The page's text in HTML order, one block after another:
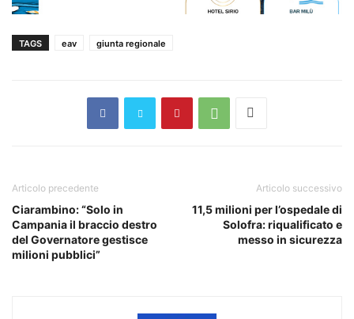
TAGS eav giunta regionale
Articolo precedente
Ciarambino: “Solo in
Campania il braccio destro
del Governatore gestisce
milioni pubblici”
Articolo successivo
11,5 milioni per l’ospedale di
Solofra: riqualificato e
messo in sicurezza